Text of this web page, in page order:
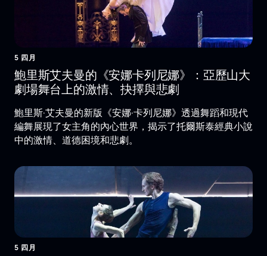
5 四月
鮑里斯艾夫曼的《安娜卡列尼娜》：亞歷山大
劇場舞台上的激情、抉擇與悲劇
鮑里斯·艾夫曼的新版《安娜·卡列尼娜》透過舞蹈和現代
編舞展現了女主角的內心世界，揭示了托爾斯泰經典小說
中的激情、道德困境和悲劇。
5 四月